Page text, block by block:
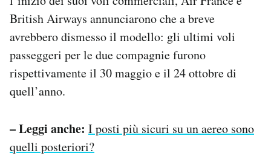
British Airways annunciarono che a breve
avrebbero dismesso il modello: gli ultimi voli
passeggeri per le due compagnie furono
rispettivamente il 30 maggio e il 24 ottobre di
quell’anno.
– Leggi anche: I posti più sicuri su un aereo sono
quelli posteriori?